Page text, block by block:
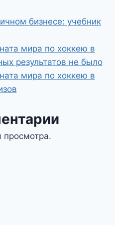
бизнесе: учебник
мира по хоккею в
результатов не было
мира по хоккею в
просмотра.